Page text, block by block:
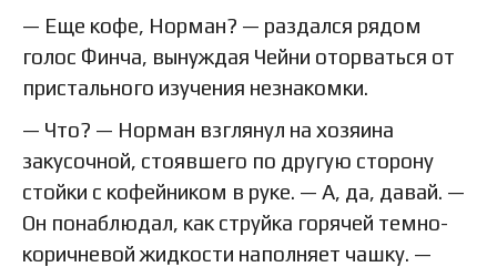
— Еще кофе, Норман? — раздался рядом
голос Финча, вынуждая Чейни оторваться от
пристального изучения незнакомки.
— Что? — Норман взглянул на хозяина
закусочной, стоявшего по другую сторону
стойки с кофейником в руке. — А, да, давай. —
Он понаблюдал, как струйка горячей темно-
коричневой жидкости наполняет чашку. —